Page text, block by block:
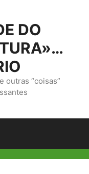
DO
outras “coisas”